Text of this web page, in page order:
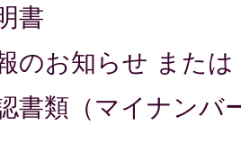
書
のお知らせ また
書類（マイナンバ